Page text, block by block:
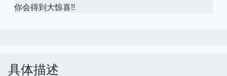
你会得到大惊喜!!
具体描述